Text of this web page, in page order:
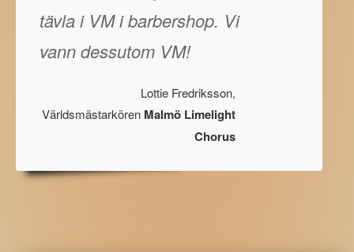
tävla i VM i barbershop. Vi
vann dessutom VM!
Lottie Fredriksson,
Världsmästarkören Malmö Limelight
Chorus